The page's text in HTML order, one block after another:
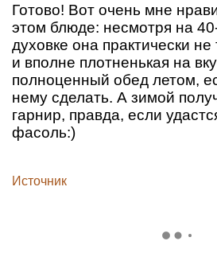
Готово! Вот очень мне
этом блюде: несмотря на
духовке она практически не
и вполне плотненькая на
полноценный обед летом,
нему сделать. А зимой
гарнир, правда, если
фасоль:)
Источник